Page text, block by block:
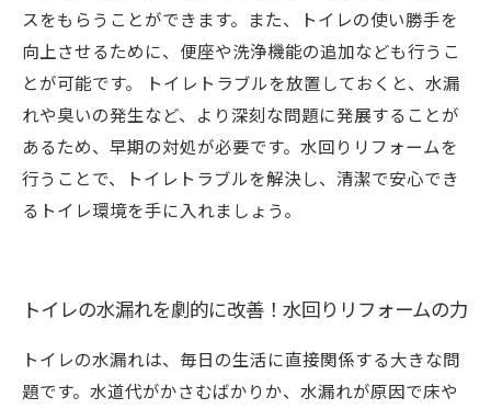
スをもらうことができます。また、トイレの使い勝手を
向上させるために、便座や洗浄機能の追加なども行うこ
とが可能です。 トイレトラブルを放置しておくと、水漏
れや臭いの発生など、より深刻な問題に発展することが
あるため、早期の対処が必要です。水回りリフォームを
行うことで、トイレトラブルを解決し、清潔で安心でき
るトイレ環境を手に入れましょう。
トイレの水漏れを劇的に改善！水回りリフォームの力
トイレの水漏れは、毎日の生活に直接関係する大きな問
題です。水道代がかさむばかりか、水漏れが原因で床や